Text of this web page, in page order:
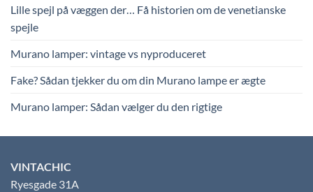
Lille spejl på væggen der… Få historien om de venetianske
spejle
Murano lamper: vintage vs nyproduceret
Fake? Sådan tjekker du om din Murano lampe er ægte
Murano lamper: Sådan vælger du den rigtige
VINTACHIC
Ryesgade 31A